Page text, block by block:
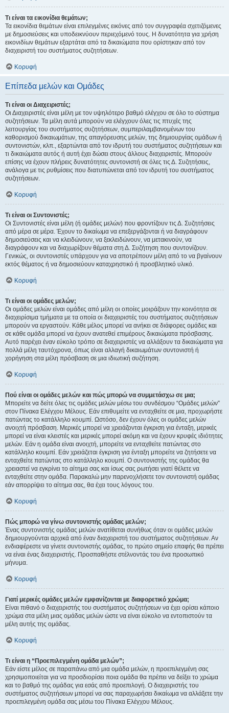
Τι είναι τα εικονίδια θεμάτων;
Τα εικονίδια θεμάτων είναι επιλεγμένες εικόνες από τον συγγραφέα σχετιζόμενες
με δημοσιεύσεις και υποδεικνύουν περιεχόμενό τους. Η δυνατότητα για χρήση
εικονιδίων θεμάτων εξαρτάται από τα δικαιώματα που ορίστηκαν από τον
διαχειριστή του συστήματος συζητήσεων.
Κορυφή
Επίπεδα μελών και Ομάδες
Τι είναι οι Διαχειριστές;
Οι Διαχειριστές είναι μέλη με τον υψηλότερο βαθμό ελέγχου σε όλο το σύστημα
συζητήσεων. Τα μέλη αυτά μπορούν να ελέγχουν όλες τις πτυχές της
λειτουργίας του συστήματος συζητήσεων, συμπεριλαμβανομένων του
καθορισμού δικαιωμάτων, της απαγόρευσης μελών, της δημιουργίας ομάδων ή
συντονιστών, κλπ., εξαρτώνται από τον ιδρυτή του συστήματος συζητήσεων και
τι δικαιώματα αυτός ή αυτή έχει δώσει στους άλλους διαχειριστές. Μπορούν
επίσης να έχουν πλήρεις δυνατότητες συντονιστή σε όλες τις Δ. Συζητήσεις,
ανάλογα με τις ρυθμίσεις που διατυπώνεται από τον ιδρυτή του συστήματος
συζητήσεων.
Κορυφή
Τι είναι οι Συντονιστές;
Οι Συντονιστές είναι μέλη (ή ομάδες μελών) που φροντίζουν τις Δ. Συζητήσεις
από μέρα σε μέρα. Έχουν το δικαίωμα να επεξεργάζονται ή να διαγράφουν
δημοσιεύσεις και να κλειδώνουν, να ξεκλειδώνουν, να μετακινούν, να
διαγράφουν και να διαχωρίζουν θέματα στη Δ. Συζήτηση που συντονίζουν.
Γενικώς, οι συντονιστές υπάρχουν για να αποτρέπουν μέλη από το να βγαίνουν
εκτός θέματος ή να δημοσιεύουν καταχρηστικό ή προσβλητικό υλικό.
Κορυφή
Τι είναι οι ομάδες μελών;
Οι ομάδες μελών είναι ομάδες από μέλη οι οποίες μοιράζουν την κοινότητα σε
διαχειρίσιμα τμήματα με τα οποία οι διαχειριστές του συστήματος συζητήσεων
μπορούν να εργαστούν. Κάθε μέλος μπορεί να ανήκει σε διάφορες ομάδες και
σε κάθε ομάδα μπορεί να έχουν ανατεθεί επιμέρους δικαιώματα πρόσβασης.
Αυτό παρέχει έναν εύκολο τρόπο σε διαχειριστές να αλλάξουν τα δικαιώματα για
πολλά μέλη ταυτόχρονα, όπως είναι αλλαγή δικαιωμάτων συντονιστή ή
χορήγηση στα μέλη πρόσβαση σε μια ιδιωτική συζήτηση.
Κορυφή
Πού είναι οι ομάδες μελών και πώς μπορώ να συμμετάσχω σε μια;
Μπορείτε να δείτε όλες τις ομάδες μελών μέσω του συνδέσμου “Ομάδες μελών”
στον Πίνακα Ελέγχου Μέλους. Εάν επιθυμείτε να ενταχθείτε σε μια, προχωρήστε
πατώντας το κατάλληλο κουμπί. Ωστόσο, δεν έχουν όλες οι ομάδες μελών
ανοιχτή πρόσβαση. Μερικές μπορεί να χρειάζονται έγκριση για ένταξη, μερικές
μπορεί να είναι κλειστές και μερικές μπορεί ακόμη και να έχουν κρυφές ιδιότητες
μελών. Εάν η ομάδα είναι ανοιχτή, μπορείτε να ενταχθείτε πατώντας στο
κατάλληλο κουμπί. Εάν χρειάζεται έγκριση για ένταξη μπορείτε να ζητήσετε να
ενταχθείτε πατώντας στο κατάλληλο κουμπί. Ο συντονιστής της ομάδας θα
χρειαστεί να εγκρίνει το αίτημα σας και ίσως σας ρωτήσει γιατί θέλετε να
ενταχθείτε στην ομάδα. Παρακαλώ μην παρενοχλήσετε τον συντονιστή ομάδας
εάν απορρίψει το αίτημα σας, θα έχει τους λόγους του.
Κορυφή
Πώς μπορώ να γίνω συντονιστής ομάδας μελών;
Ένας συντονιστής ομάδας μελών ανατίθεται συνήθως όταν οι ομάδες μελών
δημιουργούνται αρχικά από έναν διαχειριστή του συστήματος συζητήσεων. Αν
ενδιαφέρεστε να γίνετε συντονιστής ομάδας, το πρώτο σημείο επαφής θα πρέπει
να είναι ένας διαχειριστής. Προσπαθήστε στέλνοντάς του ένα προσωπικό
μήνυμα.
Κορυφή
Γιατί μερικές ομάδες μελών εμφανίζονται με διαφορετικό χρώμα;
Είναι πιθανό ο διαχειριστής του συστήματος συζητήσεων να έχει ορίσει κάποιο
χρώμα στα μέλη μιας ομάδας μελών ώστε να είναι εύκολο να εντοπιστούν τα
μέλη αυτής της ομάδας.
Κορυφή
Τι είναι η “Προεπιλεγμένη ομάδα μελών”;
Εάν είστε μέλος σε παραπάνω από μια ομάδα μελών, η προεπιλεγμένη σας
χρησιμοποιείται για να προσδιορίσει ποια ομάδα θα πρέπει να δείξει το χρώμα
και το βαθμό της ομάδας για εσάς από προεπιλογή. Ο διαχειριστής του
συστήματος συζητήσεων μπορεί να σας παραχωρήσει δικαίωμα να αλλάξετε την
προεπιλεγμένη ομάδα σας μέσω του Πίνακα Ελέγχου Μέλους.